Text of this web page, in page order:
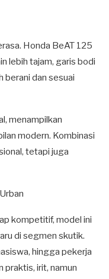
Honda BeAT 125
lebih tajam, garis bodi
berani dan sesuai
menampilkan
modern. Kombinasi
tetapi juga
kompetitif, model ini
di segmen skutik.
hingga pekerja
praktis, irit, namun